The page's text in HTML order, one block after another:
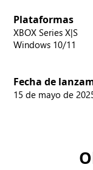
Plataformas
XBOX Series X|S
Windows 10/11
Fecha de
15 de mayo de